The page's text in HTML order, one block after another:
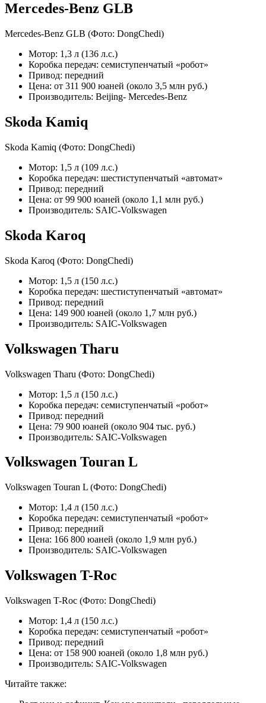
Mercedes-Benz GLB
Mercedes-Benz GLB (Фото: DongChedi)
Мотор: 1,3 л (136 л.с.)
Коробка передач: семиступенчатый «робот»
Привод: передний
Цена: от 311 900 юаней (около 3,5 млн руб.)
Производитель: Beijing- Mercedes-Benz
Skoda Kamiq
Skoda Kamiq (Фото: DongChedi)
Мотор: 1,5 л (109 л.с.)
Коробка передач: шестиступенчатый «автомат»
Привод: передний
Цена: от 99 900 юаней (около 1,1 млн руб.)
Производитель: SAIC-Volkswagen
Skoda Karoq
Skoda Karoq (Фото: DongChedi)
Мотор: 1,5 л (150 л.с.)
Коробка передач: шестиступенчатый «автомат»
Привод: передний
Цена: 149 900 юаней (около 1,7 млн руб.)
Производитель: SAIC-Volkswagen
Volkswagen Tharu
Volkswagen Tharu (Фото: DongChedi)
Мотор: 1,5 л (150 л.с.)
Коробка передач: семиступенчатый «робот»
Привод: передний
Цена: 79 900 юаней (около 904 тыс. руб.)
Производитель: SAIC-Volkswagen
Volkswagen Touran L
Volkswagen Touran L (Фото: DongChedi)
Мотор: 1,4 л (150 л.с.)
Коробка передач: семиступенчатый «робот»
Привод: передний
Цена: 166 800 юаней (около 1,9 млн руб.)
Производитель: SAIC-Volkswagen
Volkswagen T-Roc
Volkswagen T-Roc (Фото: DongChedi)
Мотор: 1,4 л (150 л.с.)
Коробка передач: семиступенчатый «робот»
Привод: передний
Цена: от 158 900 юаней (около 1,8 млн руб.)
Производитель: SAIC-Volkswagen
Читайте также: